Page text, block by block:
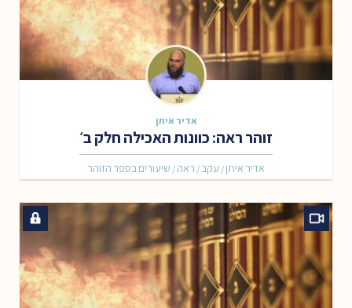
אדיר איתן
זוהר ראה: כוונות האכילה חלק ב׳
שיעורים בספר הזוהר / ראה / עקב /אדיר איתן